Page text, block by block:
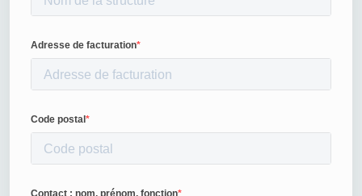
Adresse de facturation
Code postal
Contact : nom, prénom, fonction